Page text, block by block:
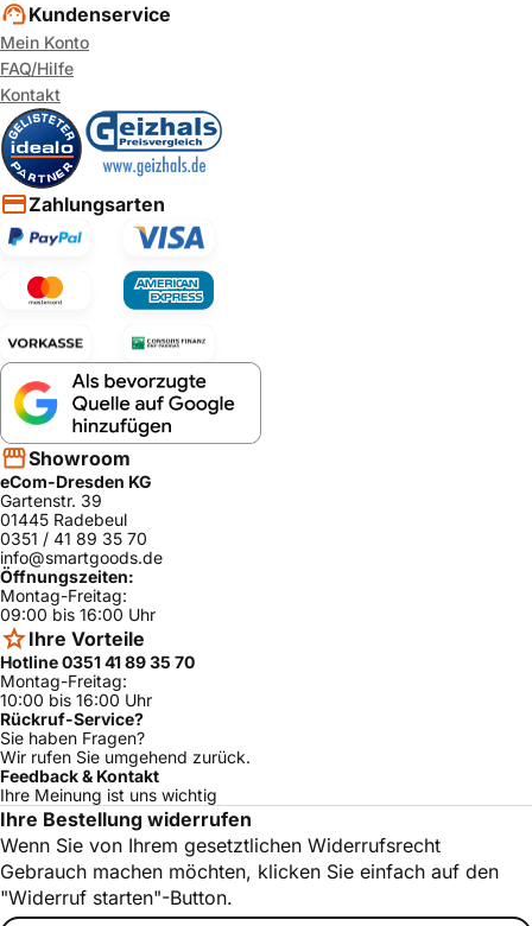
Kundenservice
Mein Konto
FAQ/Hilfe
Kontakt
Zahlungsarten
Showroom
eCom-Dresden KG
Gartenstr. 39
01445 Radebeul
0351 / 41 89 35 70
info@smartgoods.de
Öffnungszeiten:
Montag-Freitag:
09:00 bis 16:00 Uhr
Ihre Vorteile
Hotline 0351 41 89 35 70
Montag-Freitag:
10:00 bis 16:00 Uhr
Rückruf-Service?
Sie haben Fragen?
Wir rufen Sie umgehend zurück.
Feedback & Kontakt
Ihre Meinung ist uns wichtig
Ihre Bestellung widerrufen
Wenn Sie von Ihrem gesetztlichen Widerrufsrecht
Gebrauch machen möchten, klicken Sie einfach auf den
"Widerruf starten"-Button.